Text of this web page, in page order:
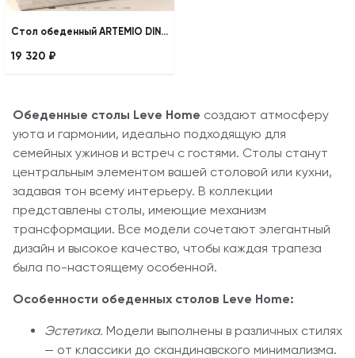
Стол обеденный ARTEMIO DINING TABLE
19 320 ₽
Обеденные столы Leve Home создают атмосферу
уюта и гармонии, идеально подходящую для
семейных ужинов и встреч с гостями. Столы станут
центральным элементом вашей столовой или кухни,
задавая тон всему интерьеру. В коллекции
представлены столы, имеющие механизм
трансформации. Все модели сочетают элегантный
дизайн и высокое качество, чтобы каждая трапеза
была по-настоящему особенной.
Особенности обеденных столов Leve Home:
Эстетика. Модели выполнены в различных стилях
— от классики до скандинавского минимализма.